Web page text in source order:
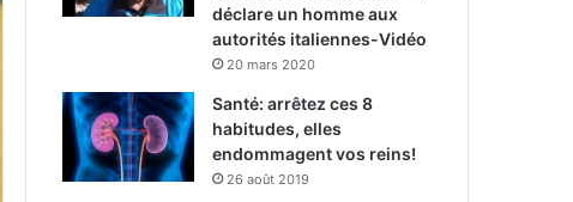
déclare un homme aux
autorités italiennes-Vidéo
20 mars 2020
Santé: arrêtez ces 8
habitudes, elles
endommagent vos reins!
26 août 2019